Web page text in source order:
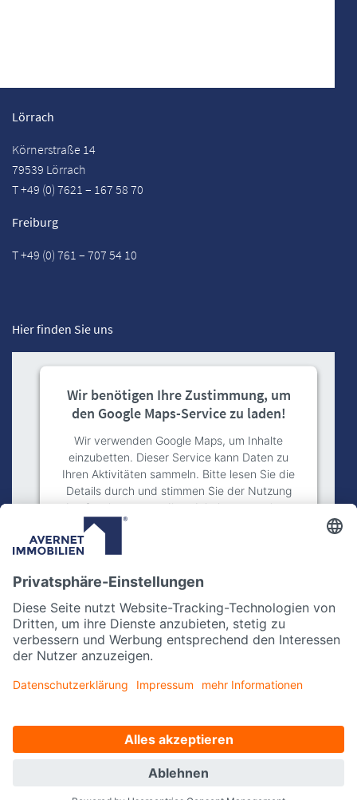
Lörrach
Körnerstraße 14
79539 Lörrach
T +49 (0) 7621 – 167 58 70
Freiburg
T +49 (0) 761 – 707 54 10
Hier finden Sie uns
Wir benötigen Ihre Zustimmung, um
den Google Maps-Service zu laden!
Wir verwenden Google Maps, um Inhalte
einzubetten. Dieser Service kann Daten zu
Ihren Aktivitäten sammeln. Bitte lesen Sie die
Details durch und stimmen Sie der Nutzung
des Service zu, um diese Inhalte anzuzeigen.
Akzeptieren
powered by Usercentrics Consent
Management Platform
Kontakt Instagramfacebook
by